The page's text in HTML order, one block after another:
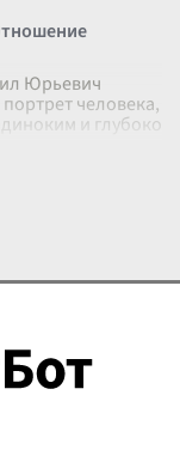
Юрьевич
человека,
и глубоко